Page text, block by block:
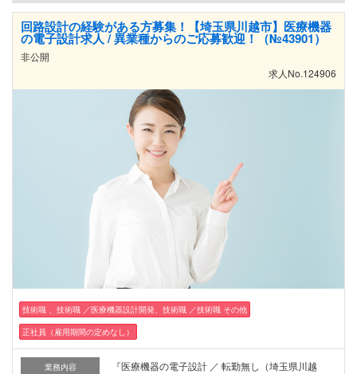
回路設計の経験がある方募集！【埼玉県川越市】医療機器
の電子設計求人 / 異業種からのご応募歓迎！（№43901）
非公開
求人No.124906
技術職 、技術職 ／医療機器設計開発、技術職 ／技術職 その他
正社員（雇用期間の定めなし）
業務内容
『医療機器の電子設計 ／ 転勤無し（埼玉県川越